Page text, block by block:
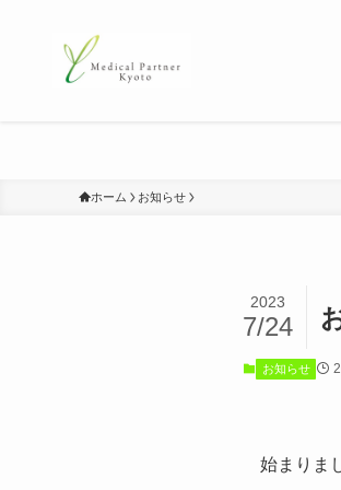
ホーム お知らせ
2023
7/24
お知らせ
始まりま